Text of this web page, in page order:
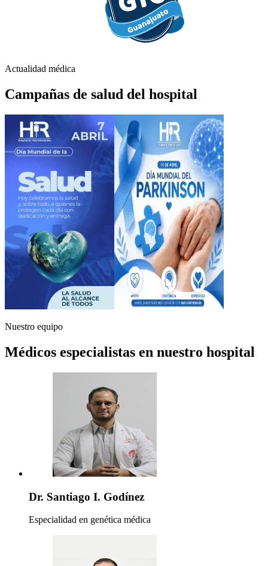
Actualidad médica
Campañas de salud del hospital
Nuestro equipo
Médicos especialistas en nuestro hospital
Dr. Santiago I. Godínez
Especialidad en genética médica